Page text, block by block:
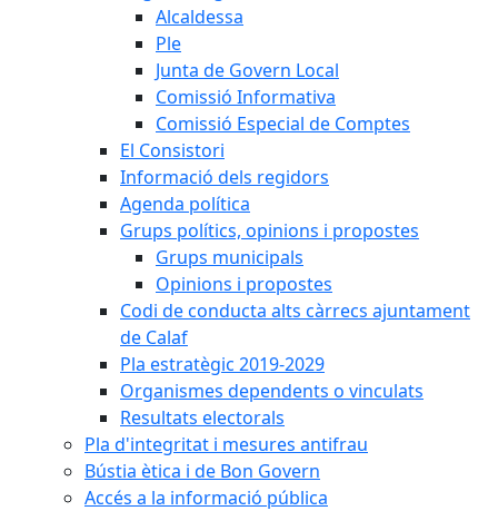
Alcaldessa
Ple
Junta de Govern Local
Comissió Informativa
Comissió Especial de Comptes
El Consistori
Informació dels regidors
Agenda política
Grups polítics, opinions i propostes
Grups municipals
Opinions i propostes
Codi de conducta alts càrrecs ajuntament
de Calaf
Pla estratègic 2019-2029
Organismes dependents o vinculats
Resultats electorals
Pla d'integritat i mesures antifrau
Bústia ètica i de Bon Govern
Accés a la informació pública